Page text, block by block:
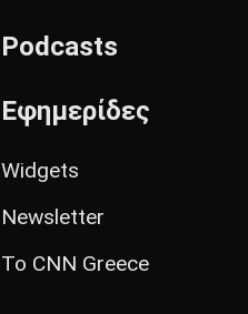
Podcasts
Εφημερίδες
Widgets
Newsletter
Το CNN Greece